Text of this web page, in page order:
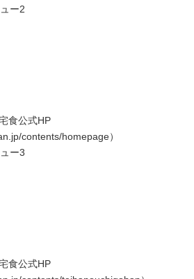
食公式HP
contents/homepage）
食公式HP